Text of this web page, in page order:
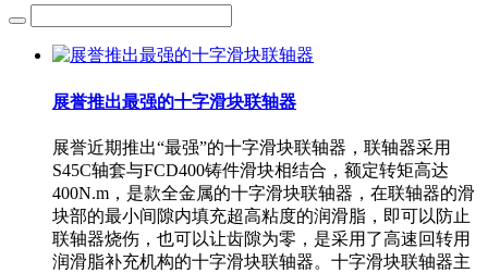
展誉推出最强的十字滑块联轴器
展誉近期推出“最强”的十字滑块联轴器，联轴器采用
S45C轴套与FCD400铸件滑块相结合，额定转矩高达
400N.m，是款全金属的十字滑块联轴器，在联轴器的滑
块部的最小间隙内填充超高粘度的润滑脂，即可以防止
联轴器烧伤，也可以让齿隙为零，是采用了高速回转用
润滑脂补充机构的十字滑块联轴器。十字滑块联轴器主